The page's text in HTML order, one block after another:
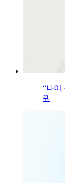
“나이
꿔